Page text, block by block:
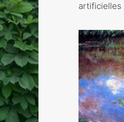
artificielles